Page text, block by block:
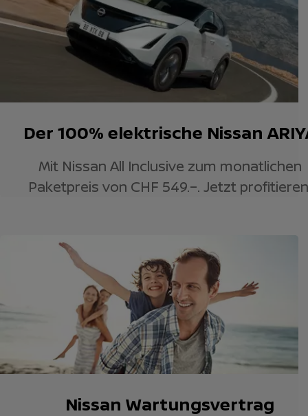
Der 100% elektrische Nissan
Mit Nissan All Inclusive zum monatlichen
Paketpreis von CHF 549.–. Jetzt
Nissan Wartungsvertrag